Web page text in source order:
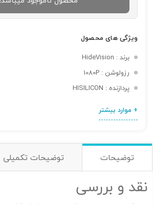
ویژگی های محصول
برند : HideVision
رزولوشن : 1080P
پردازنده : HISILICON
+ موارد بیشتر
توضیحات توضیحات تکمیلی
نقد و بررسی
اشتراک گذاری در شبکه های اجتماعی
ارسال به ایمیل